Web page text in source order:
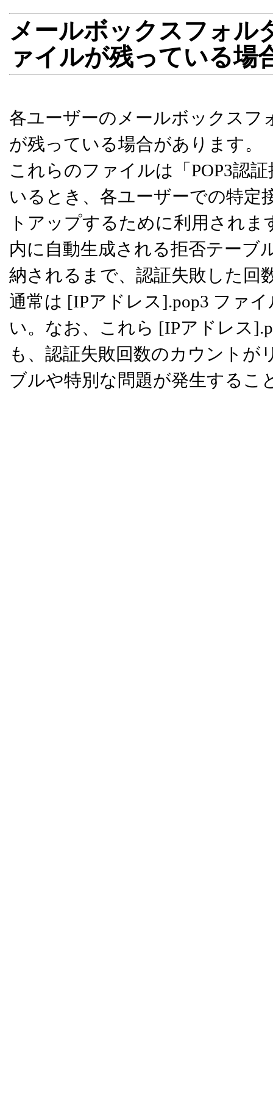
メールボックスフォル
ァイルが残っている場
各ユーザーのメールボックスフ
が残っている場合があります。
これらのファイルは「POP3認
いるとき、各ユーザーでの特定
トアップするために利用され
内に自動生成される拒否テーブ
納されるまで、認証失敗した回
通常は [IPアドレス].pop3 ファ
い。なお、これら [IPアドレス
も、認証失敗回数のカウント
ブルや特別な問題が発生するこ